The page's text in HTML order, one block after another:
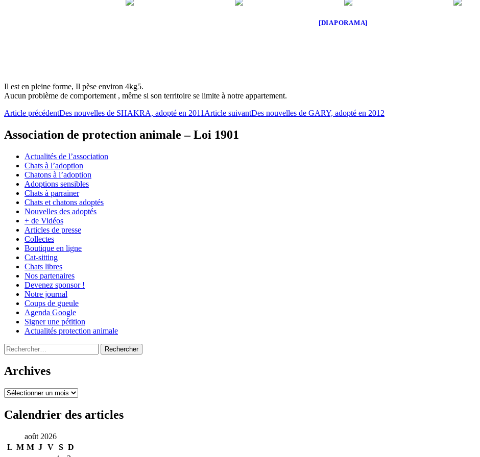
[DIAPORAMA]
Il est en pleine forme, Il pèse environ 4kg5.
Aucun problème de comportement , même si son territoire se limite à notre appartement.
Navigation
des
articles
Article précédentDes nouvelles de SHAKRA, adopté en 2011 Article suivantDes nouvelles de GARY, adopté en 2012
Association de protection animale – Loi 1901
Actualités de l’association
Chats à l’adoption
Chatons à l’adoption
Adoptions sensibles
Chats à parrainer
Chats et chatons adoptés
Nouvelles des adoptés
+ de Vidéos
Articles de presse
Collectes
Boutique en ligne
Cat-sitting
Chats libres
Nos partenaires
Devenez sponsor !
Notre journal
Coups de gueule
Agenda Google
Signer une pétition
Actualités protection animale
Rechercher :
Archives
Archives
Calendrier des articles
août 2026
L M M J V S D